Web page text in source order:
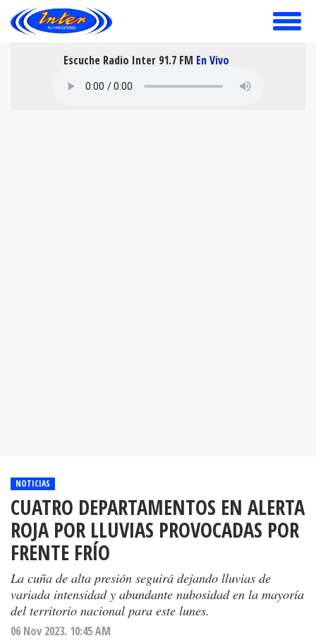
toggle
Escuche Radio Inter 91.7 FM En Vivo
NOTICIAS
CUATRO DEPARTAMENTOS EN ALERTA
ROJA POR LLUVIAS PROVOCADAS POR
FRENTE FRÍO
La cuña de alta presión seguirá dejando lluvias de
variada intensidad y abundante nubosidad en la mayoría
del territorio nacional para este lunes.
06 Nov 2023. 10:45 AM